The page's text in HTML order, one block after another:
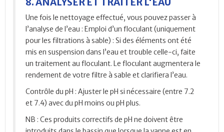
Une fois le nettoyage effectué, vous pouvez passer à
l’analyse de l’eau : Emploi d’un floculant (uniquement
pour les filtrations à sable) : Si des éléments ont été
mis en suspension dans l’eau et trouble celle-ci, faite
un traitement au floculant. Le floculant augmentera le
rendement de votre filtre à sable et clarifiera l’eau.
Contrôle du pH : Ajuster le pH si nécessaire (entre 7.2
et 7.4) avec du pH moins ou pH plus.
NB : Ces produits correctifs de pH ne doivent être